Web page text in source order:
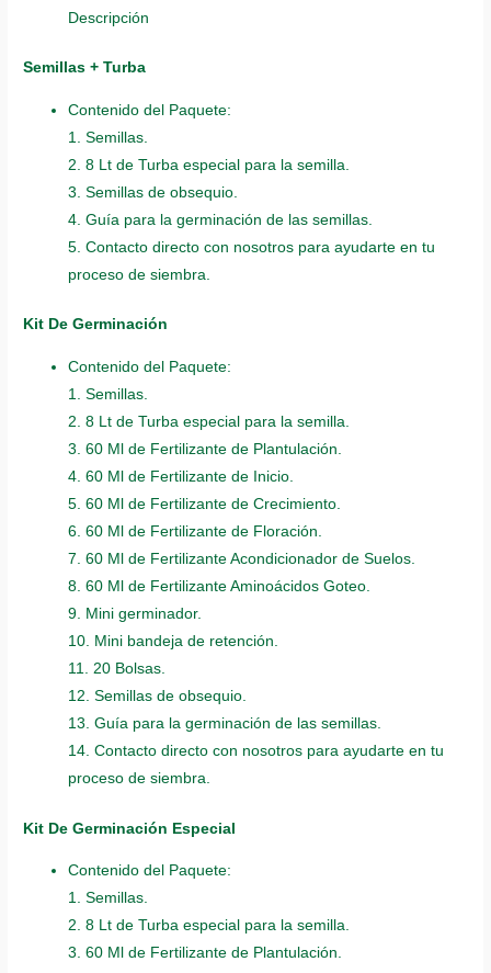
quantityDescripción
Semillas + Turba
Contenido del Paquete:
1. Semillas.
2. 8 Lt de Turba especial para la semilla.
3. Semillas de obsequio.
4. Guía para la germinación de las semillas.
5. Contacto directo con nosotros para ayudarte en tu
proceso de siembra.
Kit De Germinación
Contenido del Paquete:
1. Semillas.
2. 8 Lt de Turba especial para la semilla.
3. 60 Ml de Fertilizante de Plantulación.
4. 60 Ml de Fertilizante de Inicio.
5. 60 Ml de Fertilizante de Crecimiento.
6. 60 Ml de Fertilizante de Floración.
7. 60 Ml de Fertilizante Acondicionador de Suelos.
8. 60 Ml de Fertilizante Aminoácidos Goteo.
9. Mini germinador.
10. Mini bandeja de retención.
11. 20 Bolsas.
12. Semillas de obsequio.
13. Guía para la germinación de las semillas.
14. Contacto directo con nosotros para ayudarte en tu
proceso de siembra.
Kit De Germinación Especial
Contenido del Paquete:
1. Semillas.
2. 8 Lt de Turba especial para la semilla.
3. 60 Ml de Fertilizante de Plantulación.